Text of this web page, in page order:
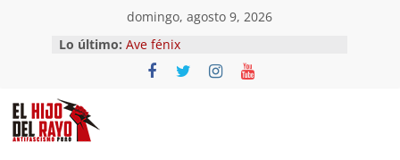
contenido
domingo, agosto 9, 2026
Lo último:
El segundo (Del II Tomo del
Pandemonium)
Ave fénix
¿Dios no existe?